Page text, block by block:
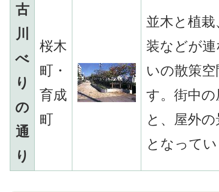
古
川
べ
り
の
通
り
桜木
町・
育成
町
並木と植
装などが
いの散策
す。街中
と、屋外
となって